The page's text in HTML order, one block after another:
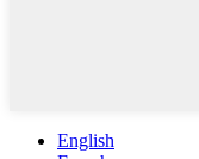
English